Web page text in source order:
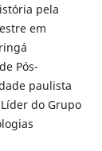
pela
em
Pós-
paulista
do Grupo